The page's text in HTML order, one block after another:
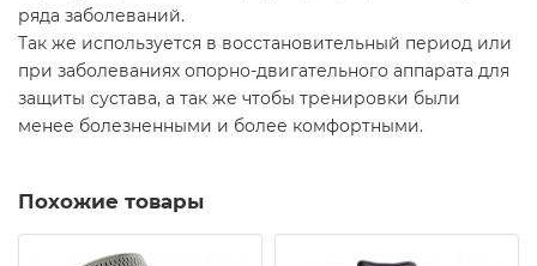
ряда заболеваний.
Так же используется в восстановительный период или
при заболеваниях опорно-двигательного аппарата для
защиты сустава, а так же чтобы тренировки были
менее болезненными и более комфортными.
Похожие товары